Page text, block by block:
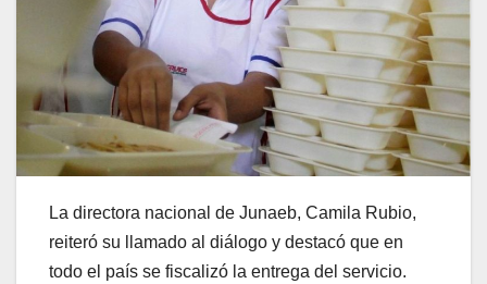
La directora nacional de Junaeb, Camila Rubio,
reiteró su llamado al diálogo y destacó que en
todo el país se fiscalizó la entrega del servicio.